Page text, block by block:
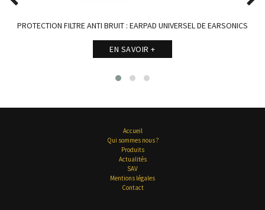
PROTECTION FILTRE ANTI BRUIT : EARPAD UNIVERSEL DE EARSONICS
EN SAVOIR +
Accueil
Qui sommes nous ?
Produits
Actualités
SAV
Mentions légales
Contact